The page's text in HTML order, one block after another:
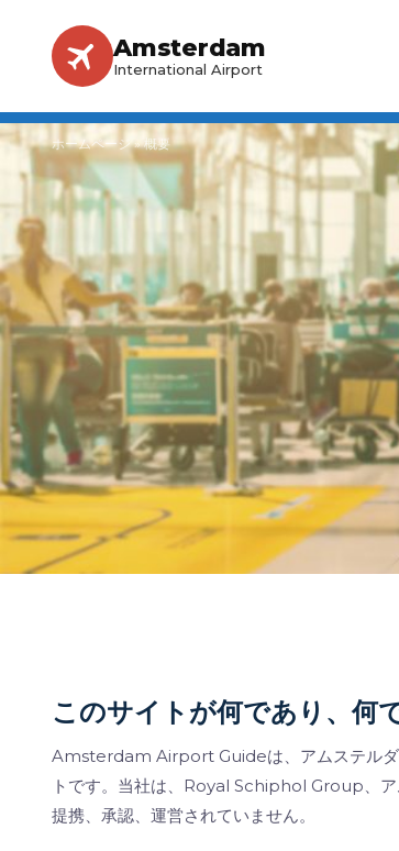
Amsterdam
International Airport
ホームページ»概要
このサイトが何であり、何
Amsterdam Airport Guideは、アムステルダ
トです。当社は、Royal Schiphol Group、ア
提携、承認、運営されていません。